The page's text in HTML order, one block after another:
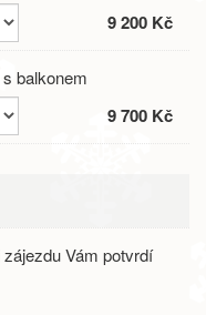
9 200 Kč
balkonem
9 700 Kč
Vám potvrdí